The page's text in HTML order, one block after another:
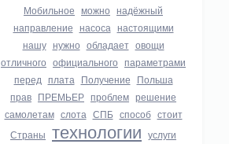
Мобильное можно надёжный
направление насоса настоящими
нашу нужно обладает овощи
отличного официального параметрами
перед плата Получение Польша
прав ПРЕМЬЕР проблем решение
самолетам слота СПБ способ стоит
Страны технологии услуги